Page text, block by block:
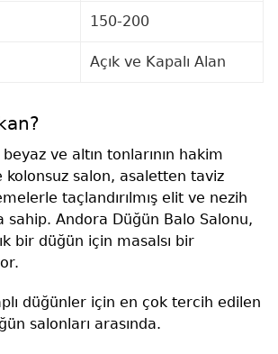
150-200
Açık ve Kapalı Alan
beyaz ve altın tonlarının hakim
salon, asaletten taviz
taçlandırılmış elit ve nezih
sahip. Andora Düğün Balo Salonu,
bir düğün için masalsı bir
düğünler için en çok tercih edilen
salonları arasında.